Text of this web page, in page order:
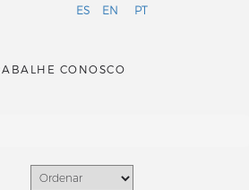
PT
EN
ES
CONOSCO